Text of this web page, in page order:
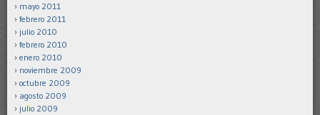
mayo 2011
febrero 2011
julio 2010
febrero 2010
enero 2010
noviembre 2009
octubre 2009
agosto 2009
julio 2009